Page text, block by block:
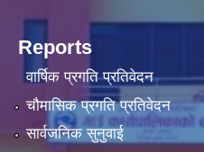
Reports
वार्षिक प्रगति प्रतिवेदन
चौमासिक प्रगति प्रतिवेदन
सार्वजनिक सुनुवाई